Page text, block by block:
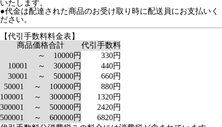
いたします。
●代金は配達された商品のお受け取り時に配送員にお支払いく
ださい。
【代引手数料料金表】
商品価格合計
代引手数料
～ 10000円
330円
10001 ～ 30000円
440円
30001 ～ 50000円
660円
50001 ～ 100000円
880円
100001 ～ 300000円
1320円
300001 ～ 500000円
2420円
500001 ～ 600000円
6820円